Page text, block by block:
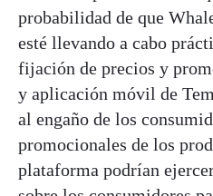
probabilidad de que
esté llevando a cabo
fijación de precios y
y aplicación móvil de
al engaño de los
promocionales de los
plataforma podrían